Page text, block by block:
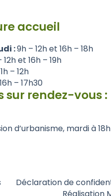
accueil
:9h – 12h et 16h – 18h
12h et 16h – 19h
– 12h
16h – 17h30
sur rendez-vous :
d’urbanisme, mardi à 18h
Déclaration de
Réalisation